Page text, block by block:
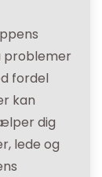
problemer
fordel
kan
dig
lede og